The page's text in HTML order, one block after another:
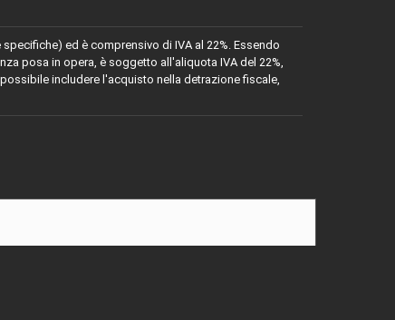
ed è comprensivo di IVA al 22%. Essendo
posa in opera, è soggetto all'aliquota IVA del 22%,
includere l'acquisto nella detrazione fiscale,